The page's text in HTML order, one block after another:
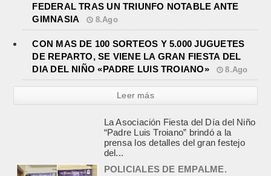
FEDERAL TRAS UN TRIUNFO NOTABLE ANTE
GIMNASIA
8.Ago
CON MAS DE 100 SORTEOS Y 5.000 JUGUETES
DE REPARTO, SE VIENE LA GRAN FIESTA DEL
DIA DEL NIÑO «PADRE LUIS TROIANO»
8.Ago
Leer más
POLICIALES DE EMPALME.
APREHENDIERON A UN HOMBRE
Y UNA MUJER POR
COMERCIALIZAR DROGAS
agosto 8, 2026